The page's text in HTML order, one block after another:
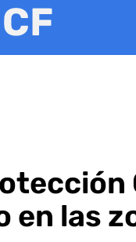
en las